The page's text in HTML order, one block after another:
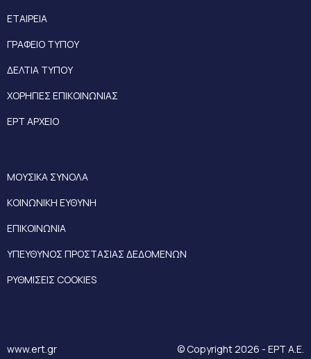
ΕΤΑΙΡΕΙΑ
ΓΡΑΦΕΙΟ ΤΥΠΟΥ
ΔΕΛΤΙΑ ΤΥΠΟΥ
ΧΟΡΗΓΙΕΣ ΕΠΙΚΟΙΝΩΝΙΑΣ
ΕΡΤ ΑΡΧΕΙΟ
ΜΟΥΣΙΚΑ ΣΥΝΟΛΑ
ΚΟΙΝΩΝΙΚΗ ΕΥΘΥΝΗ
ΕΠΙΚΟΙΝΩΝΙΑ
ΥΠΕΥΘΥΝΟΣ ΠΡΟΣΤΑΣΙΑΣ ΔΕΔΟΜΕΝΩΝ
ΡΥΘΜΙΣΕΙΣ COOKIES
www.ert.gr © Copyright 2026 - ΕΡΤ Α.Ε.